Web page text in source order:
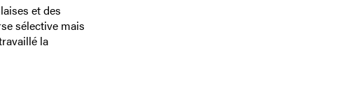
et des
sélective mais
la